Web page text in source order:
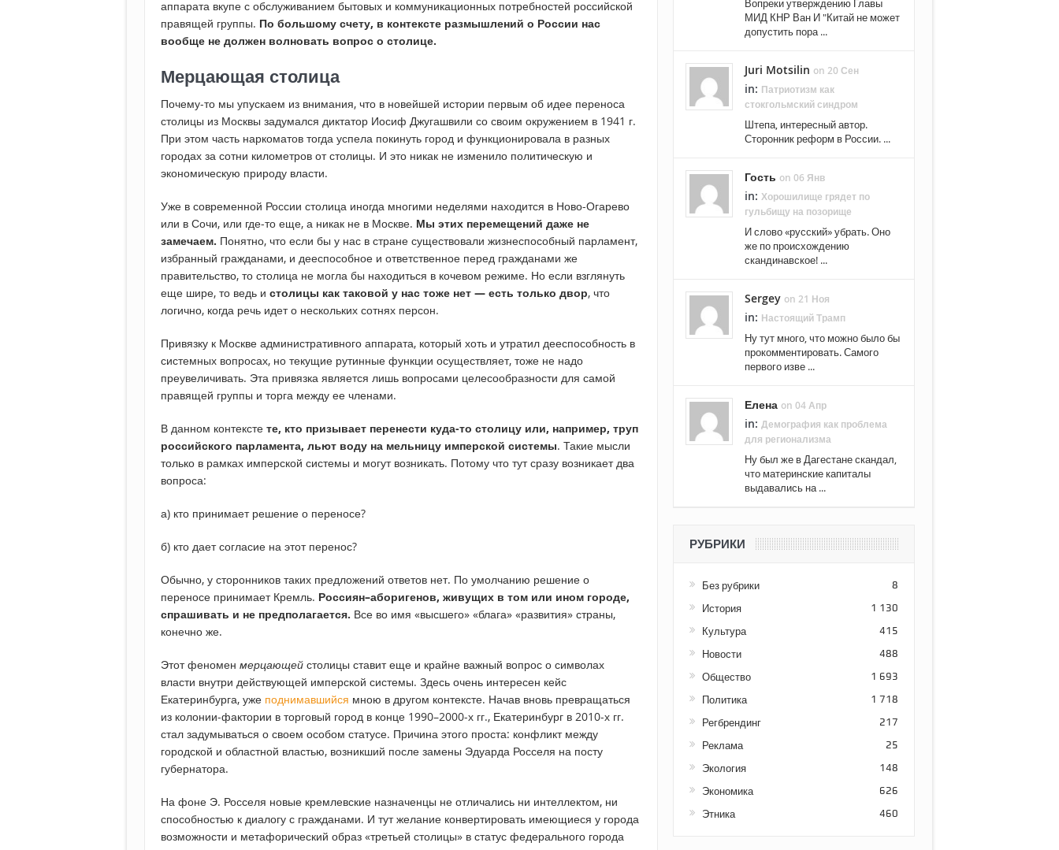
аппарата вкупе с обслуживанием бытовых и коммуникационных потребностей российской
правящей группы. По большому счету, в контексте размышлений о России нас
вообще не должен волновать вопрос о столице.
Мерцающая столица
Почему-то мы упускаем из внимания, что в новейшей истории первым об идее переноса
столицы из Москвы задумался диктатор Иосиф Джугашвили со своим окружением в 1941 г.
При этом часть наркоматов тогда успела покинуть город и функционировала в разных
городах за сотни километров от столицы. И это никак не изменило политическую и
экономическую природу власти.
Уже в современной России столица иногда многими неделями находится в Ново-Огарево
или в Сочи, или где-то еще, а никак не в Москве. Мы этих перемещений даже не
замечаем. Понятно, что если бы у нас в стране существовали жизнеспособный парламент,
избранный гражданами, и дееспособное и ответственное перед гражданами же
правительство, то столица не могла бы находиться в кочевом режиме. Но если взглянуть
еще шире, то ведь и столицы как таковой у нас тоже нет — есть только двор, что
логично, когда речь идет о нескольких сотнях персон.
Привязку к Москве административного аппарата, который хоть и утратил дееспособность в
системных вопросах, но текущие рутинные функции осуществляет, тоже не надо
преувеличивать. Эта привязка является лишь вопросами целесообразности для самой
правящей группы и торга между ее членами.
В данном контексте те, кто призывает перенести куда-то столицу или, например, труп
российского парламента, льют воду на мельницу имперской системы. Такие мысли
только в рамках имперской системы и могут возникать. Потому что тут сразу возникает два
вопроса:
а) кто принимает решение о переносе?
б) кто дает согласие на этот перенос?
Обычно, у сторонников таких предложений ответов нет. По умолчанию решение о
переносе принимает Кремль. Россиян–аборигенов, живущих в том или ином городе,
спрашивать и не предполагается. Все во имя «высшего» «блага» «развития» страны,
конечно же.
Этот феномен мерцающей столицы ставит еще и крайне важный вопрос о символах
власти внутри действующей имперской системы. Здесь очень интересен кейс
Екатеринбурга, уже поднимавшийся мною в другом контексте. Начав вновь превращаться
из колонии-фактории в торговый город в конце 1990–2000-х гг., Екатеринбург в 2010-х гг.
стал задумываться о своем особом статусе. Причина этого проста: конфликт между
городской и областной властью, возникший после замены Эдуарда Росселя на посту
губернатора.
На фоне Э. Росселя новые кремлевские назначенцы не отличались ни интеллектом, ни
способностью к диалогу с гражданами. И тут желание конвертировать имеющиеся у города
возможности и метафорический образ «третьей столицы» в статус федерального города
Вопреки утверждению Главы
МИД КНР Ван И "Китай не может
допустить пора ...
Juri Motsilin on 20 Сен
in: Патриотизм как
стокгольмский синдром
Штепа, интересный автор.
Сторонник реформ в России. ...
Гость on 06 Янв
in: Хорошилище грядет по
гульбищу на позорище
И слово «русский» убрать. Оно
же по происхождению
скандинавское! ...
Sergey on 21 Ноя
in: Настоящий Трамп
Ну тут много, что можно было бы
прокомментировать. Самого
первого изве ...
Елена on 04 Апр
in: Демография как проблема
для регионализма
Ну был же в Дагестане скандал,
что материнские капиталы
выдавались на ...
РУБРИКИ
Без рубрики 8
История 1 130
Культура 415
Новости 488
Общество 1 693
Политика 1 718
Регбрендинг 217
Реклама 25
Экология 148
Экономика 626
Этника 460